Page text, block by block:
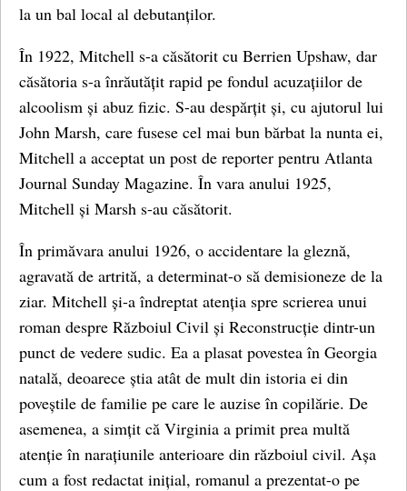
la un bal local al debutanților.
În 1922, Mitchell s-a căsătorit cu Berrien Upshaw, dar
căsătoria s-a înrăutățit rapid pe fondul acuzațiilor de
alcoolism și abuz fizic. S-au despărțit și, cu ajutorul lui
John Marsh, care fusese cel mai bun bărbat la nunta ei,
Mitchell a acceptat un post de reporter pentru Atlanta
Journal Sunday Magazine. În vara anului 1925,
Mitchell și Marsh s-au căsătorit.
În primăvara anului 1926, o accidentare la gleznă,
agravată de artrită, a determinat-o să demisioneze de la
ziar. Mitchell și-a îndreptat atenția spre scrierea unui
roman despre Războiul Civil și Reconstrucție dintr-un
punct de vedere sudic. Ea a plasat povestea în Georgia
natală, deoarece știa atât de mult din istoria ei din
poveștile de familie pe care le auzise în copilărie. De
asemenea, a simțit că Virginia a primit prea multă
atenție în narațiunile anterioare din războiul civil. Așa
cum a fost redactat inițial, romanul a prezentat-o ​​pe